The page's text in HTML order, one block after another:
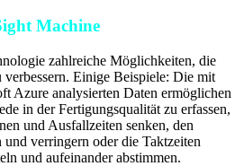
Machine
zahlreiche Möglichkeiten, die
Einige Beispiele: Die mit
Azure analysierten Daten ermöglichen
in der Fertigungsqualität zu erfassen,
und Ausfallzeiten senken, den
verringern oder die Taktzeiten
und aufeinander abstimmen.